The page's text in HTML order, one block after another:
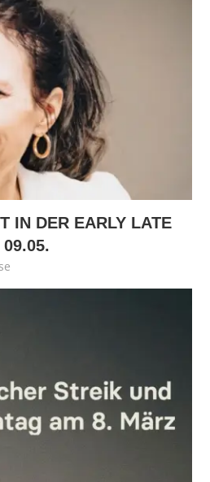
IN DER EARLY LATE